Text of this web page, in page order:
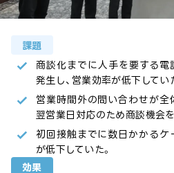
課題
商談化までに人手を要する電
発生し、営業効率が低下してい
営業時間外の問い合わせが全
翌営業日対応のため商談機会を
初回接触までに数日かかるケ
が低下していた。
効果